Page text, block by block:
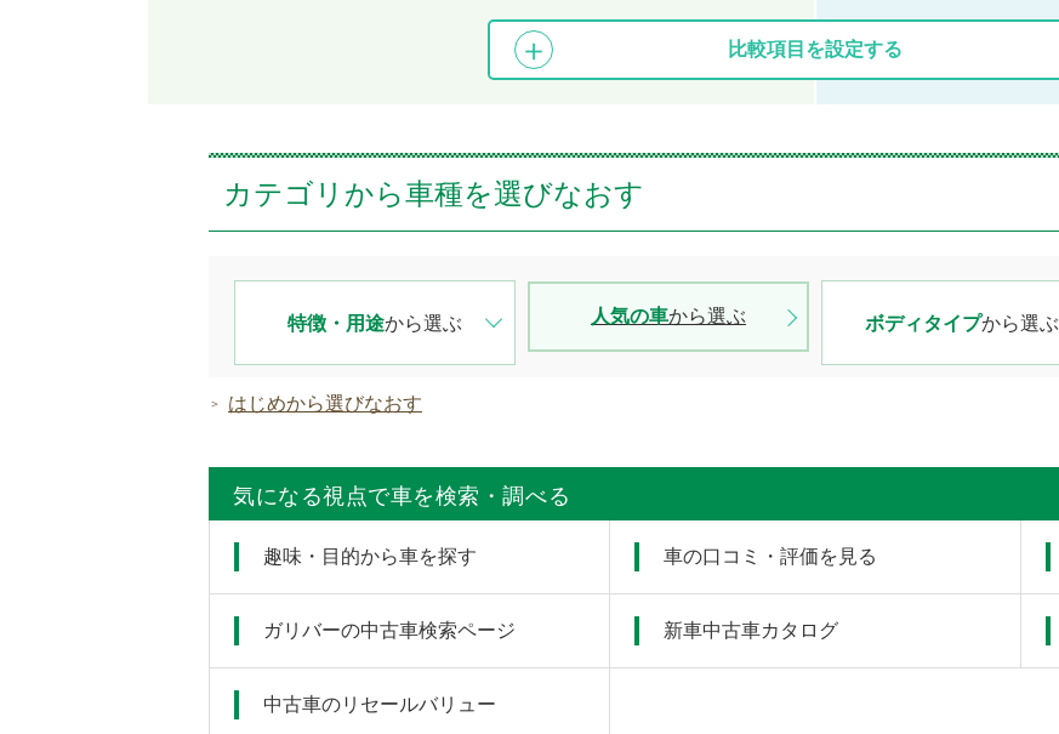
比較項目を設定する
カテゴリから車種を選びなおす
特徴・用途から選ぶ 人気の車から選ぶ ボディタイプから選ぶ
はじめから選びなおす
気になる視点で車を検索・調べる
趣味・目的から車を探す 車の口コミ・評価を見る
ガリバーの中古車検索ページ 新車中古車カタログ
中古車のリセールバリュー